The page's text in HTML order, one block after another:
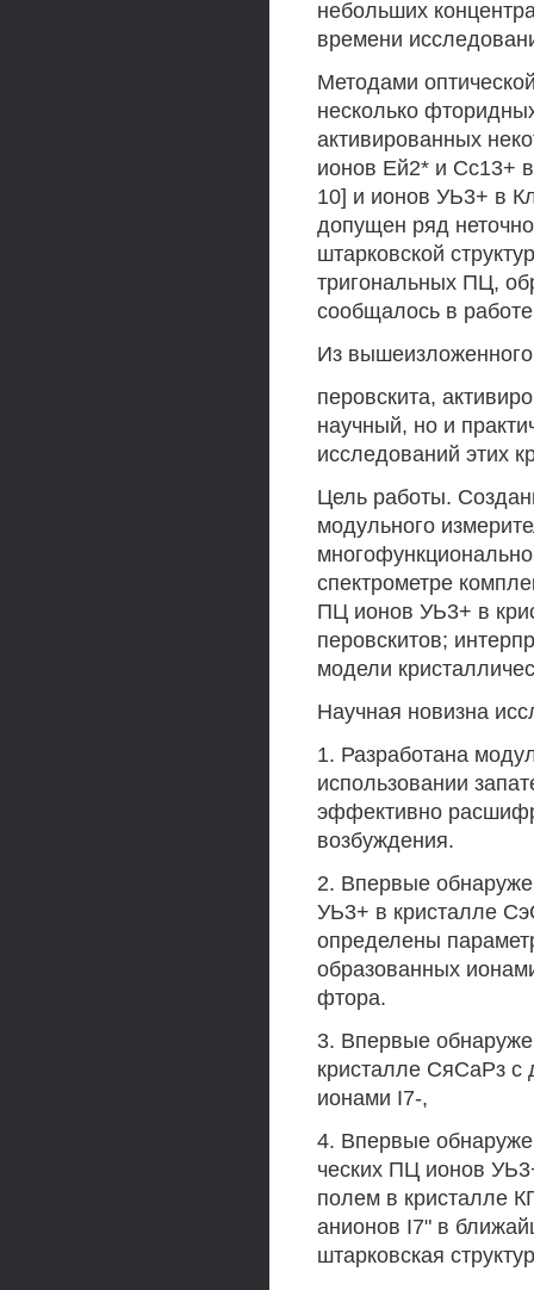
небольших
времени
Методами
несколько
активированных
ионов Ей2* и Сс13+
10] и ионов УЬ3+ в
допущен ряд
штарковской
тригональных ПЦ,
сообщалось в
Из вышеизложенного
перовскита,
научный, но и
исследований этих
Цель работы.
модульного
спектрометре
ПЦ ионов УЬ3+ в
перовскитов;
модели
Научная новизна
1. Разработана
использовании
эффективно
возбуждения.
2. Впервые
УЬ3+ в кристалле
определены
образованных
фтора.
3. Впервые
кристалле СяСаРз с
ионами I7-,
4. Впервые
ческих ПЦ ионов
полем в кристалле
анионов I7" в
штарковская